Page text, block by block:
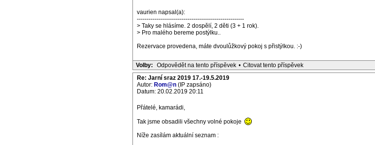
vaurien napsal(a):
-------------------------------------------------------
> Taky se hlásíme. 2 dospělí, 2 děti (3 + 1 rok).
> Pro malého bereme postýlku..
Rezervace provedena, máte dvoulůžkový pokoj s přistýlkou. :-)
Volby: Odpovědět na tento příspěvek • Citovat tento příspěvek
Re: Jarní sraz 2019 17.-19.5.2019
Autor: Rom@n (IP zapsáno)
Datum: 20.02.2019 20:11
Přátelé, kamarádi,
Tak jsme obsadili všechny volné pokoje
Níže zasílám aktuální seznam :